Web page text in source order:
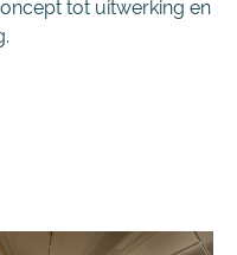
tot uitwerking en